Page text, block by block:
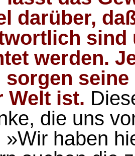
darüber,
sind
werden.
sorgen
Welt ist.
die uns
»Wir haben